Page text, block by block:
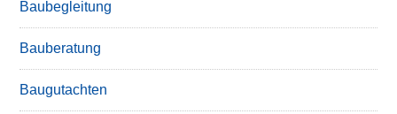
Baubegleitung
Bauberatung
Baugutachten